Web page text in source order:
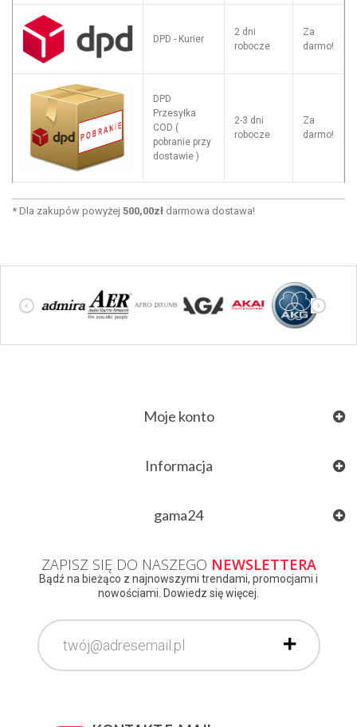
DPD - Kurier
2 dni
robocze
Za
darmo!
DPD
Przesyłka
COD (
pobranie przy
dostawie )
2-3 dni
robocze
Za
darmo!
* Dla zakupów powyżej 500,00zł darmowa dostawa!
Moje konto
Informacja
gama24
ZAPISZ SIĘ DO NASZEGO NEWSLETTERA
Bądź na bieżąco z najnowszymi trendami, promocjami i
nowościami. Dowiedz się więcej.